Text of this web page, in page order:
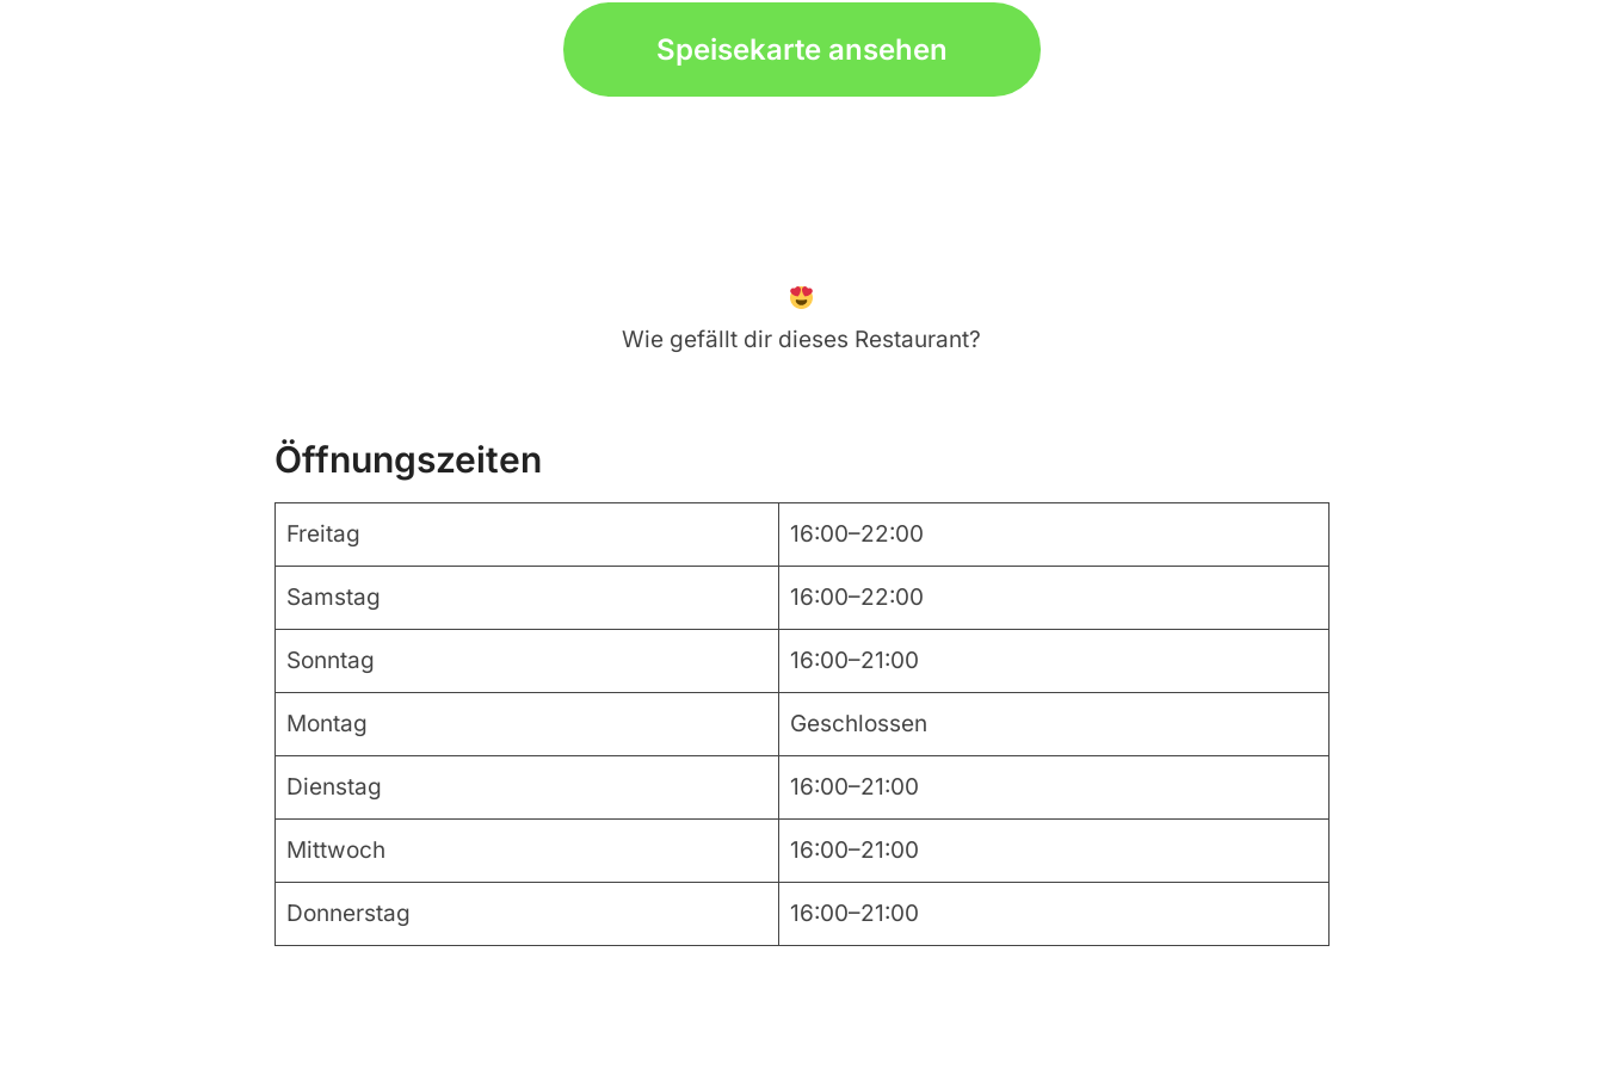
Speisekarte ansehen
Wie gefällt dir dieses Restaurant?
Öffnungszeiten
Freitag 16:00–22:00
Samstag 16:00–22:00
Sonntag 16:00–21:00
Montag Geschlossen
Dienstag 16:00–21:00
Mittwoch 16:00–21:00
Donnerstag 16:00–21:00